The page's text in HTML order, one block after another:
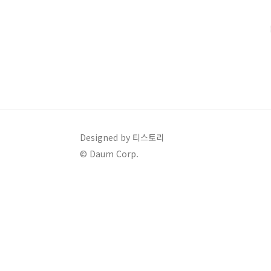
Designed by 티스토리
© Daum Corp.